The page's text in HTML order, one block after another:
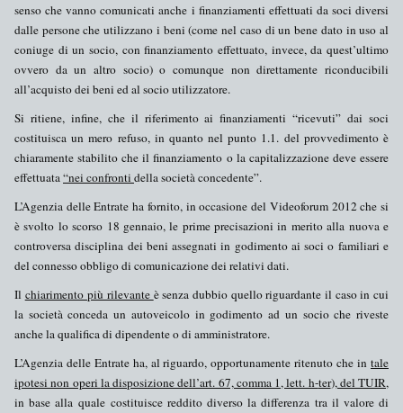
senso che vanno comunicati anche i finanziamenti effettuati da soci diversi
dalle personeche utilizzano i beni (come nel caso di un bene dato in uso al
coniuge di un socio, con finanziamento effettuato, invece, da quest’ultimo
ovvero da un altro socio) o comunque non direttamente riconducibili
all’acquisto dei beni ed al socio utilizzatore.
Si ritiene, infine, che il riferimento ai finanziamenti “ricevuti” dai soci
costituisca un mero refuso, in quanto nel punto 1.1. del provvedimento è
chiaramente stabilito che il finanziamento o la capitalizzazione deve essere
effettuata“nei confronti della società concedente”.
L’Agenzia delle Entrate ha fornito, in occasione del Videoforum 2012 che si
è svolto lo scorso 18 gennaio, le prime precisazioni in merito alla nuova e
controversa disciplina dei beni assegnati in godimento ai soci o familiarie
del connesso obbligo di comunicazione dei relativi dati.
Il chiarimento più rilevante è senza dubbio quello riguardante il caso in cui
la società conceda un autoveicolo in godimento ad un socio che riveste
anche la qualifica di dipendente o di amministratore.
L’Agenzia delle Entrate ha, al riguardo, opportunamente ritenuto che in tale
ipotesi non operi la disposizione dell’art. 67, comma 1, lett. h-ter), del TUIR,
in base alla quale costituisce reddito diversola differenza tra il valore di